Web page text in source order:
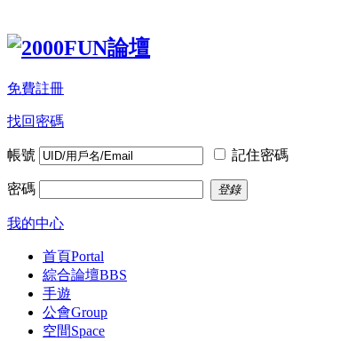
免費註冊
找回密碼
帳號 記住密碼
密碼 登錄
我的中心
首頁Portal
綜合論壇BBS
手遊
公會Group
空間Space